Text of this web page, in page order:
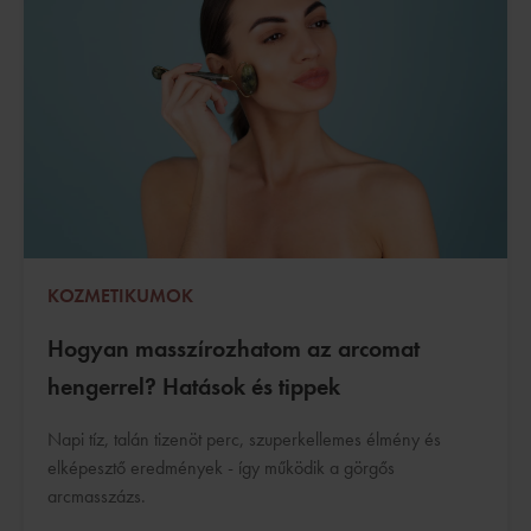
KOZMETIKUMOK
Hogyan masszírozhatom az arcomat
hengerrel? Hatások és tippek
Napi tíz, talán tizenöt perc, szuperkellemes élmény és
elképesztő eredmények - így működik a görgős
arcmasszázs.